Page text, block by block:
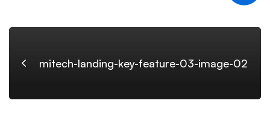
mitech-landing-key-feature-03-image-02